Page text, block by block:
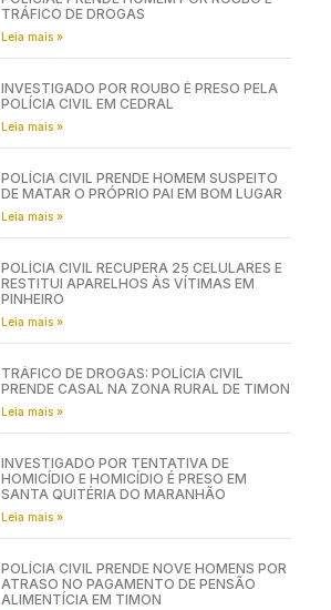
TRÁFICO DE DROGAS
Leia mais »
INVESTIGADO POR ROUBO É PRESO PELA
POLÍCIA CIVIL EM CEDRAL
Leia mais »
POLÍCIA CIVIL PRENDE HOMEM SUSPEITO
DE MATAR O PRÓPRIO PAI EM BOM LUGAR
Leia mais »
POLÍCIA CIVIL RECUPERA 25 CELULARES E
RESTITUI APARELHOS ÀS VÍTIMAS EM
PINHEIRO
Leia mais »
TRÁFICO DE DROGAS: POLÍCIA CIVIL
PRENDE CASAL NA ZONA RURAL DE TIMON
Leia mais »
INVESTIGADO POR TENTATIVA DE
HOMICÍDIO E HOMICÍDIO É PRESO EM
SANTA QUITÉRIA DO MARANHÃO
Leia mais »
POLÍCIA CIVIL PRENDE NOVE HOMENS POR
ATRASO NO PAGAMENTO DE PENSÃO
ALIMENTÍCIA EM TIMON